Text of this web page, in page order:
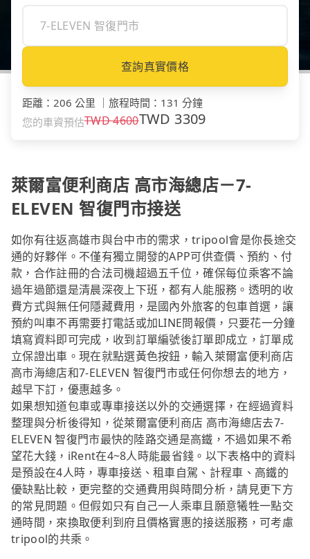
查詢真實價格
距離 ： 206 公里 旅程時間 ： 131 分鐘
您的車資預估TWD4600TWD 3309
萊爾富便利商店 高市海總店－7-
ELEVEN 智復門市接送
如你有往返高雄市與台中市的需求，tripool會是你長途交
通的好夥伴。不僅有獨立開發的APP可供查價、預約、付
款，合作註冊的合法司機超過五千位，確保每位乘客不論
過年過節還是清晨深夜上下班，都有人能服務。透明的收
費方式與無任何隱藏費用，是國內外旅客的包車首選，讓
預約叫車不再需要打電話或加LINE問報價，只要花一分鐘
填寫資料即可完成，收到訂單編號後訂單即成立，訂單成
立保證出車。現在就點選黃色按鈕，輸入萊爾富便利商店
高市海總店和7-ELEVEN 智復門市或任何你想去的地方，
越早下訂，優惠越多。
如果想知道包車或專車接送以外的交通選擇，在經過資料
整理與分析後得知，從萊爾富便利商店 高市海總店去7-
ELEVEN 智復門市最快的陸路交通是高鐵，不過如果不希
望花大錢，iRent在4~8人時能最省錢。以下表格中的資料
是預設在4人時，專車接送、租車自駕、計程車、高鐵的
優缺點比較，更完整的交通費用與時間分析，請見更下方
的常見問題。但假如只有自己一人乘車且願意犧牲一點交
通時間，來換取便利到府且價格實惠的接送服務，可考慮
tripool的共乘。